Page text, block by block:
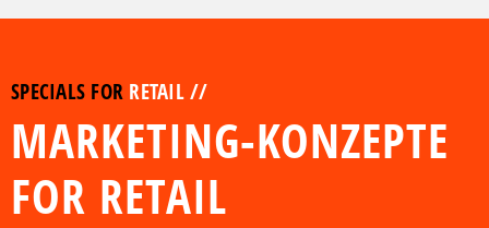
SPECIALS FOR RETAIL //
MARKETING-KONZEPTE
FOR RETAIL